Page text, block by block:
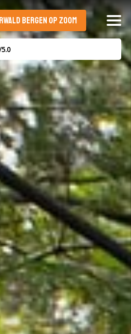
BERGEN OP ZOOM